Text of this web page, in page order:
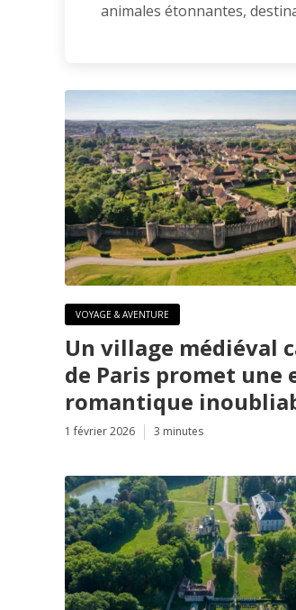
animales étonnantes,
VOYAGE & AVENTURE
Un village médiéval
de Paris promet une
romantique
1 février 2026 3 minutes